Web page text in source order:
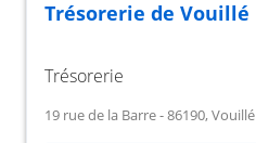
Trésorerie de Vouillé
Trésorerie
19 rue de la Barre - 86190, Vouillé